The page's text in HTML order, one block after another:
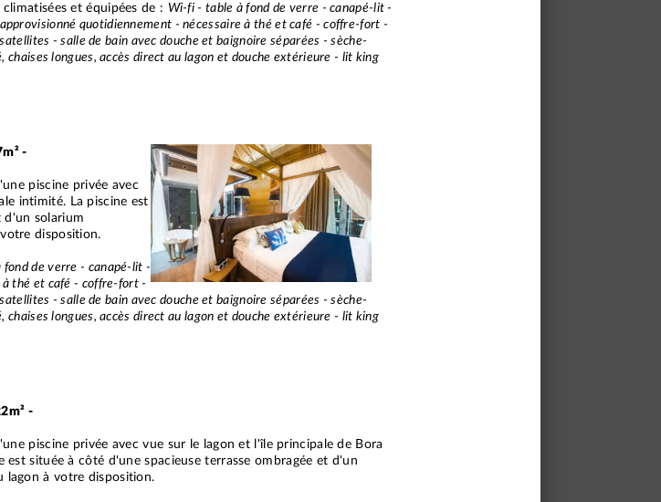
climatisées et équipées de : Wi-fi - table à fond de verre - canapé-lit -
quotidiennement - nécessaire à thé et café - coffre-fort -
- salle de bain avec douche et baignoire séparées - sèche-
longues, accès direct au lagon et douche extérieure - lit king
-
piscine privée avec
intimité. La piscine est
d'un solarium
disposition.
fond de verre - canapé-lit -
thé et café - coffre-fort -
- salle de bain avec douche et baignoire séparées - sèche-
longues, accès direct au lagon et douche extérieure - lit king
-
piscine privée avec vue sur le lagon et l'île principale de Bora
située à côté d'une spacieuse terrasse ombragée et d'un
lagon à votre disposition.